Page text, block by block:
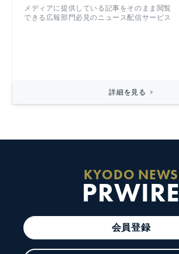
メディアに提供している記事をそのまま閲覧
できる広報部門必見のニュース配信サービス
詳細を見る
KYODO NEWS
PRWIRE
会員登録